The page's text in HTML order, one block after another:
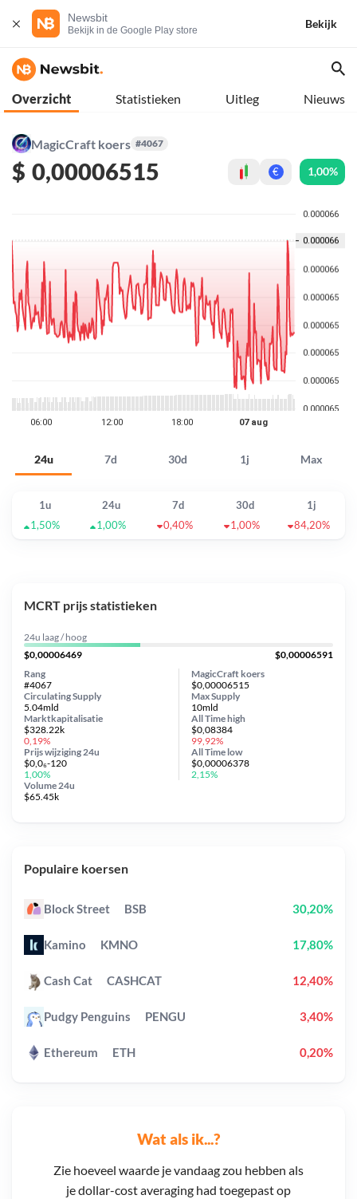
Newsbit
Bekijk in de Google Play store
Bekijk
Overzicht Statistieken Uitleg Nieuws
MagicCraft koers #4067
$ 0,00006515 € 1,00%
24u 7d 30d 1j Max
1u 24u 7d 30d
1j
1,50%
1,00% 0,40% 1,00% 84,20%
Wat als ik...?
Zie hoeveel waarde je vandaag zou hebben als
je dollar-cost averaging had toegepast op
MCRT prijs statistieken
24u laag / hoog
$0,00006469
$0,00006591
MagicCraft koers
$0,00006515
Circulating Supply
5.04mld
Prijs wijziging 24u
$0,0₆-120
1,00%
Max Supply
10mld
Marktkapitalisatie
$328.22k
0,19%
Volume 24u
$65.45k
Rang
#4067
All Timehigh
$0,08384
99,92%
All Time low
$0,00006378
2,15%
Populaire koersen
Block Street BSB 30,20%
Kamino KMNO 17,80%
Cash Cat CASHCAT 12,40%
Pudgy Penguins PENGU 3,40%
Ethereum ETH 0,20%